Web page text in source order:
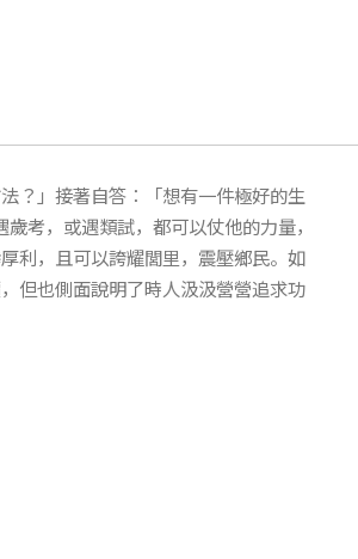
？」接著自答：「想有一件極好的生
考，或遇類試，都可以仗他的力量，
利，且可以誇耀閭里，震壓鄉民。如
但也側面說明了時人汲汲營營追求功